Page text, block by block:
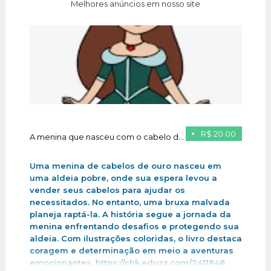
Melhores anúncios em nosso site
R$ 20.00
A menina que nasceu com o cabelo de ouro
Uma menina de cabelos de ouro nasceu em
uma aldeia pobre, onde sua espera levou a
vender seus cabelos para ajudar os
necessitados. No entanto, uma bruxa malvada
planeja raptá-la. A história segue a jornada da
menina enfrentando desafios e protegendo sua
aldeia. Com ilustrações coloridas, o livro destaca
coragem e determinação em meio a aventuras
emocionantes .https://chk.eduzz.com/2411848